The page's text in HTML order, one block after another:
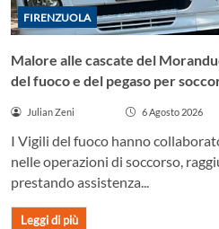
FIRENZUOLA
Malore alle cascate del
del fuoco e del pegaso per
Julian Zeni 6 Agosto 2026
I Vigili del fuoco hanno
nelle operazioni di soccorso,
prestando assistenza...
Leggi di più